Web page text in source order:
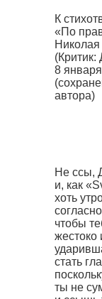
К
«По
8
автора)
Не ссы,
и, как
хоть
чтобы
жестоко
стать
ты не